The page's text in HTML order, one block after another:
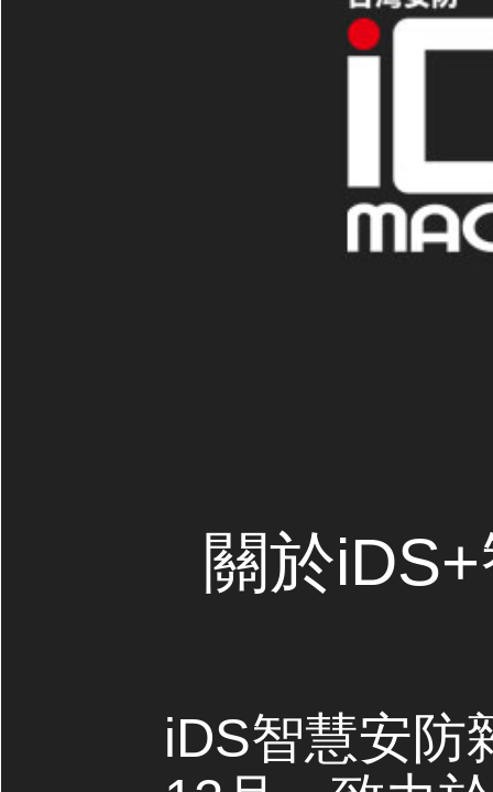
關於
iDS智慧安防